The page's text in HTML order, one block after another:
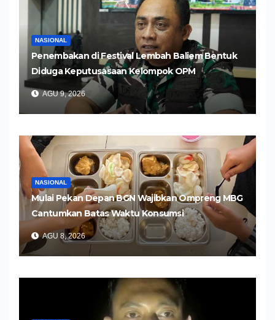
NASIONAL
Penembakan di Festival Lembah Baliem Bentuk
Diduga Keputusasaan Kelompok OPM
AGU 9, 2026
NASIONAL
Mulai Pekan Depan BGN Wajibkan Ompreng MBG
Cantumkan Batas Waktu Konsumsi
AGU 8, 2026